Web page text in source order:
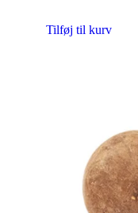
Tilføj til kurv